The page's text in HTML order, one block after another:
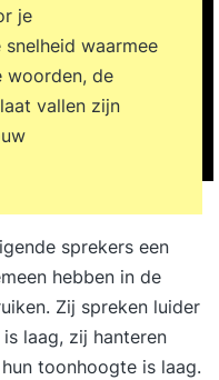
je
waarmee
woorden, de
vallen zijn
sprekers een
hebben in de
Zij spreken luider
laag, zij hanteren
toonhoogte is laag.